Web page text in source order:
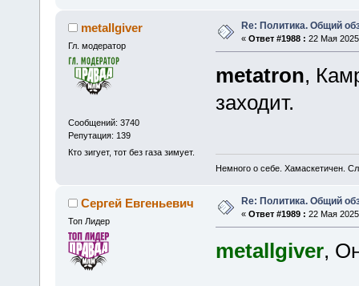
metallgiver
Гл. модератор
Сообщений: 3740
Репутация: 139
Кто зигует, тот без газа зимует.
Re: Политика. Общий
« Ответ #1988 : 22 Мая
metatron,
заходит.
Немного о себе. Хамаскетичен.
Сергей Евгеньевич
Топ Лидер
Re: Политика. Общий
« Ответ #1989 : 22 Мая
metallgiver,